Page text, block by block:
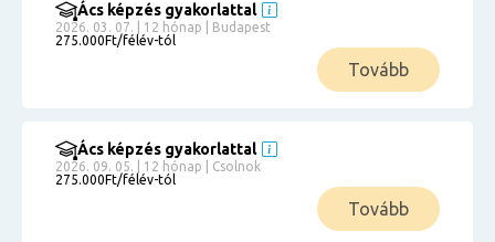
Ács képzés gyakorlattal
2026. 03. 07. | 12 hónap | Budapest
275.000Ft/félév-tól
Tovább
Ács képzés gyakorlattal
2026. 09. 05. | 12 hónap | Csolnok
275.000Ft/félév-tól
Tovább